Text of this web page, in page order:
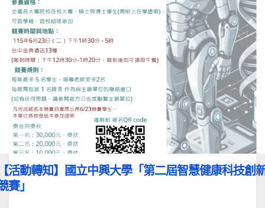
活動轉知】國立中興大學「第二屆智慧健康科技創
賽」